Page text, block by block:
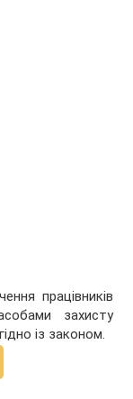
працівників
захисту
із законом.